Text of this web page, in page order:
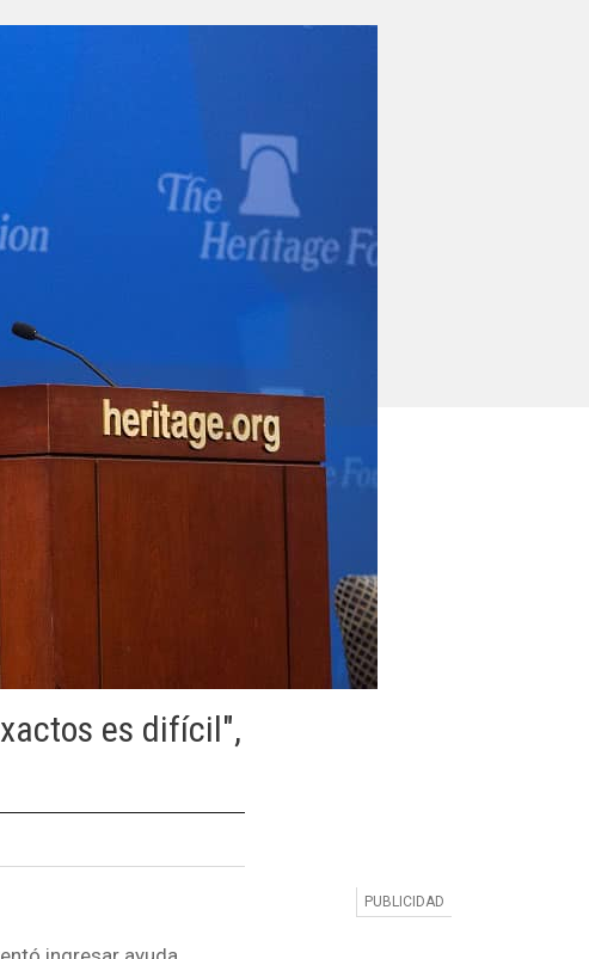
es difícil",